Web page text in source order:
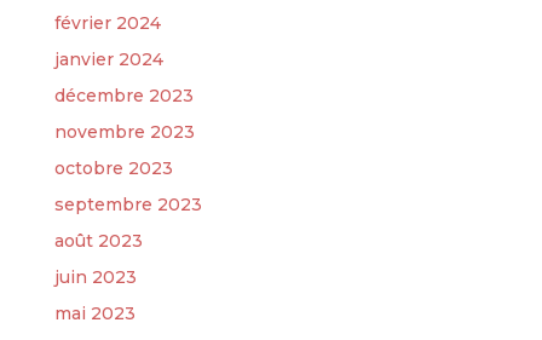
février 2024
janvier 2024
décembre 2023
novembre 2023
octobre 2023
septembre 2023
août 2023
juin 2023
mai 2023